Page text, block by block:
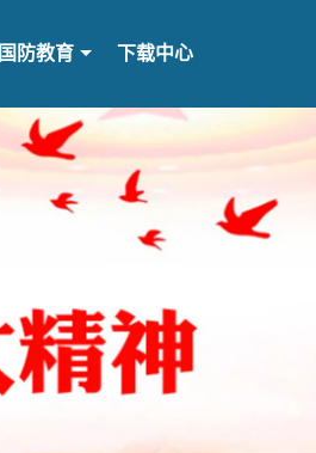
国防教育 下载中心